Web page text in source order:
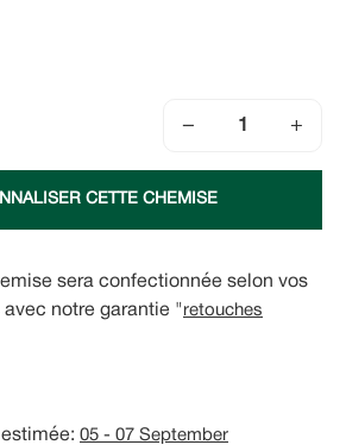
− +
CETTE CHEMISE
sera confectionnée selon vos
avec notre garantie " retouches
05 - 07 September